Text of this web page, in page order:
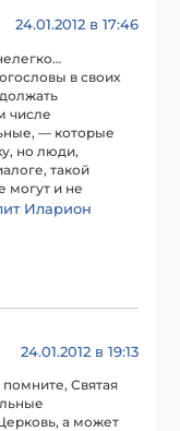
24.01.2012 в 17:46
в своих
числе
— которые
но люди,
такой
могут и не
Иларион
24.01.2012 в 19:13
Святая
а может